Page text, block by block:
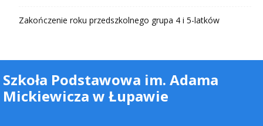
Zakończenie roku przedszkolnego grupa 4 i 5-latków
Szkoła Podstawowa im. Adama
Mickiewicza w Łupawie